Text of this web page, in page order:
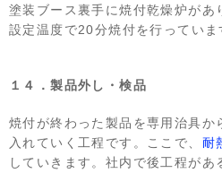
塗装ブース裏手に焼付乾燥炉があ
設定温度で20分焼付を行っていま
１４．製品外し・検品
焼付が終わった製品を専用治具か
入れていく工程です。ここで、 耐
していきます。社内で後工程があ